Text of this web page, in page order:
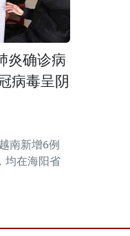
炎确诊病
病毒呈阴
南新增6例
均在海阳省